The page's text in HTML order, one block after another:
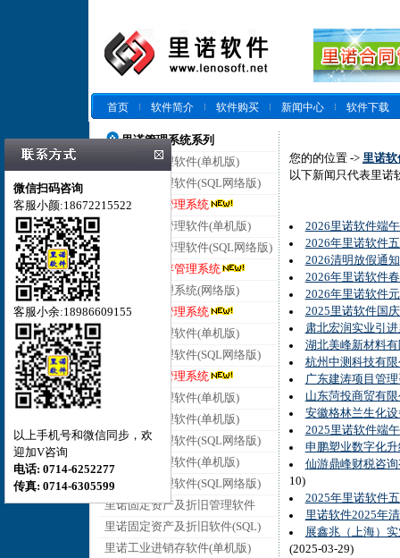
首页 软件简介 软件购买 新闻中心 软件下载
里诺管理系统系列
里诺仓库管理软件(单机版)
里诺仓库管理软件(SQL网络版)
里诺云仓库管理系统
里诺进销存管理软件(单机版)
里诺进销存管理软件(SQL网络版)
里诺云进销存管理系统
里诺客户管理系统(网络版)
里诺云客户管理系统
里诺合同管理软件(单机版)
里诺合同管理软件(SQL网络版)
里诺云合同管理系统
里诺会员管理软件(单机版)
里诺销售管理软件(单机版)
里诺销售管理软件(SQL网络版)
里诺采购管理软件(单机版)
里诺采购管理软件(SQL网络版)
里诺固定资产及折旧管理软件
里诺固定资产及折旧软件(SQL)
里诺工业进销存软件(单机版)
您的的位置 -> 里诺软
以下新闻只代表里诺
2026里诺软件端
2026年里诺软件
2026清明放假通知
2026年里诺软件
2026年里诺软件
2025里诺软件国
肃北宏润实业引
湖北美峰新材料
杭州中测科技有
广东建涛项目管
山东菏投商贸有
安徽格林兰生化
2025里诺软件端
申鹏塑业数字化
仙游鼎峰财税咨
10)
2025年里诺软件
里诺软件2025年
展鑫兆（上海）
(2025-03-29)
微信扫码咨询
客服小颜:18672215522
客服小余:18986609155
以上手机号和微信同步，欢
迎加V咨询
电话: 0714-6252277
传真: 0714-6305599